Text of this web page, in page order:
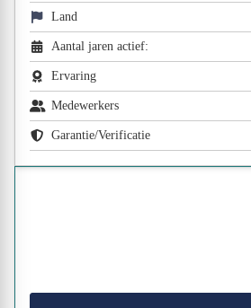
Land
Aantal jaren actief:
Ervaring
Medewerkers
Garantie/Verificatie